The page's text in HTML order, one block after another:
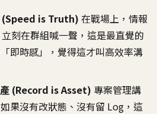
(Speed is Truth) 在戰場上，情報
刻在群組喊一聲，這是最直覺的
即時感」，覺得這才叫高效率溝
(Record is Asset) 專案管理講
果沒有改狀態、沒有留 Log，這